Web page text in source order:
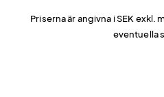
Priserna är angivna i SEK
eventuella